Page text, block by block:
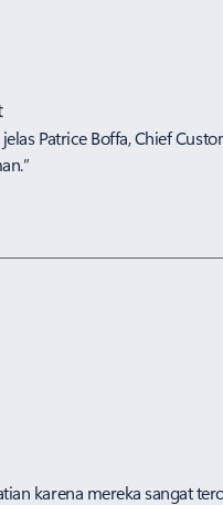
Patrice Boffa, Chief
karena mereka sangat